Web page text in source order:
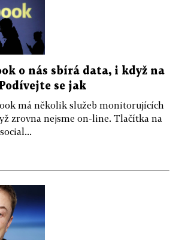
o nás sbírá data, i když na
se jak
má několik služeb monitorujících
zrovna nejsme on-line. Tlačítka na